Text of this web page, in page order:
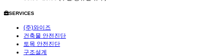
SERVICES
(주)와이즈
건축물 안전진단
토목 안전진단
구조설계